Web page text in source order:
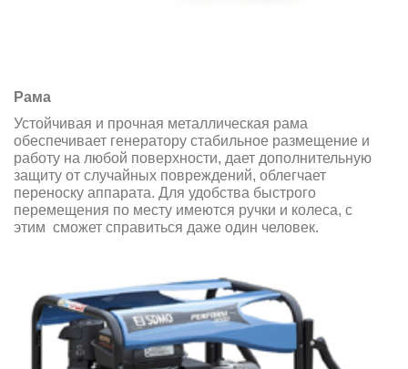
Рама
Устойчивая и прочная металлическая рама
обеспечивает генератору стабильное размещение и
работу на любой поверхности, дает дополнительную
защиту от случайных повреждений, облегчает
переноску аппарата. Для удобства быстрого
перемещения по месту имеются ручки и колеса, с
этим сможет справиться даже один человек.